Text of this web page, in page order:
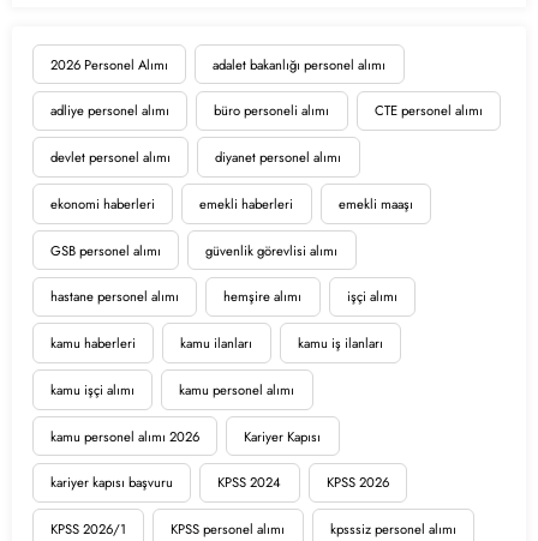
2026 Personel Alımı adalet bakanlığı personel alımı
adliye personel alımı büro personeli alımı CTE personel alımı
devlet personel alımı diyanet personel alımı
ekonomi haberleri emekli haberleri emekli maaşı
GSB personel alımı güvenlik görevlisi alımı
hastane personel alımı hemşire alımı işçi alımı
kamu haberleri kamu ilanları kamu iş ilanları
kamu işçi alımı kamu personel alımı
kamu personel alımı 2026 Kariyer Kapısı
kariyer kapısı başvuru KPSS 2024 KPSS 2026
KPSS 2026/1 KPSS personel alımı kpsssiz personel alımı